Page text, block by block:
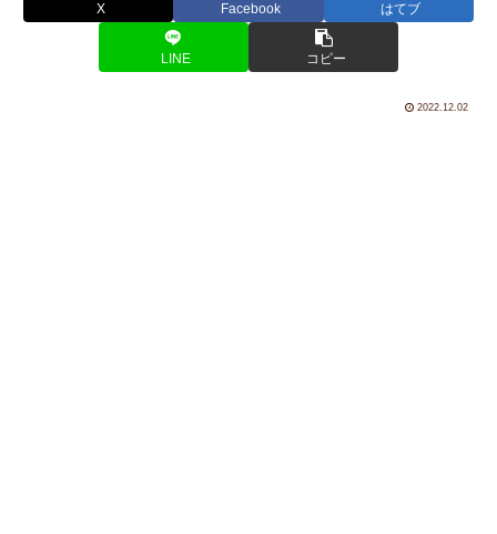
X Facebook はてブ
LINE コピー
2022.12.02